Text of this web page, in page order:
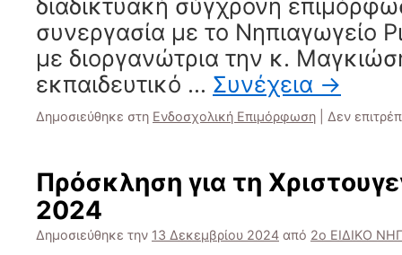
διαδικτυακή σύγχρονη
συνεργασία με το Νηπιαγωγείο
με διοργανώτρια την κ.
εκπαιδευτικό … Συνέχεια →
Δημοσιεύθηκε στη Ενδοσχολική Επιμόρφωση Δεν
Πρόσκληση για τη
2024
Δημοσιεύθηκε την 13 Δεκεμβρίου 2024 από 2ο ΕΙΔΙΚΟ